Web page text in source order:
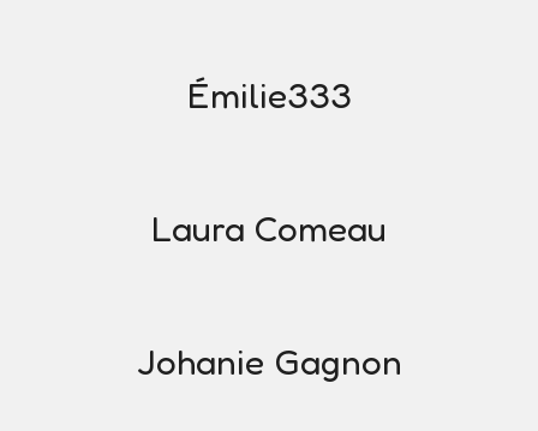
Émilie333
Laura Comeau
Johanie Gagnon